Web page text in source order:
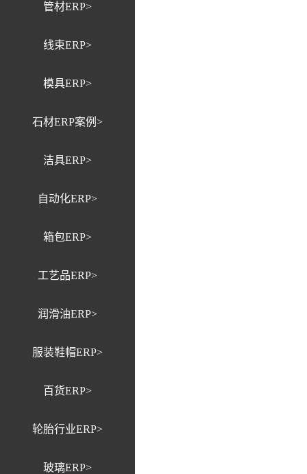
管材ERP>
线束ERP>
模具ERP>
石材ERP案例>
洁具ERP>
自动化ERP>
箱包ERP>
工艺品ERP>
润滑油ERP>
服装鞋帽ERP>
百货ERP>
轮胎行业ERP>
玻璃ERP>